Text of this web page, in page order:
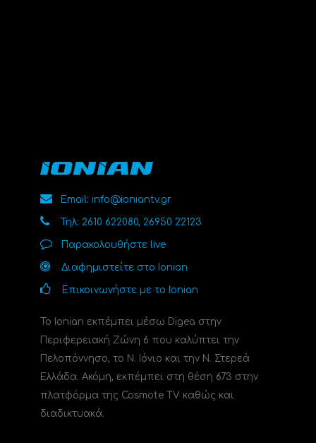
Email: info@ioniantv.gr
Τηλ: 2610 622080, 26950 22123
Παρακολουθήστε live
Διαφημιστείτε στο Ionian
Επικοινωνήστε με το Ionian
Το Ionian εκπέμπει μέσω Digea στην
Περιφερειακή Ζώνη 6 που καλύπτει την
Πελοπόννησο, το N. Ιόνιο και την Ν. Στερεά
Ελλάδα. Ακόμη, εκπέμπει στη θέση 673 στην
πλατφόρμα της Cosmote TV καθώς και
διαδικτυακά.